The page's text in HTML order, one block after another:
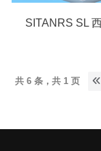
共 6 条，共 1 页